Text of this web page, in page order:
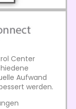
Center
Aufwand
werden.